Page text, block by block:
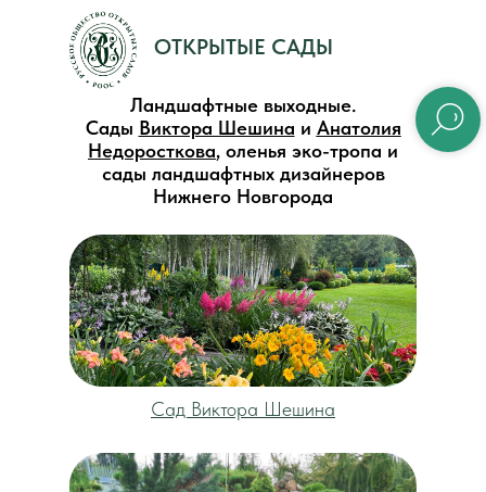
Ландшафтные выходные.
Сады Виктора Шешина и Анатолия
Недоросткова, оленья эко-тропа и
сады ландшафтных дизайнеров
Нижнего Новгорода
ОТКРЫТЫЕ САДЫ
Сад Виктора Шешина